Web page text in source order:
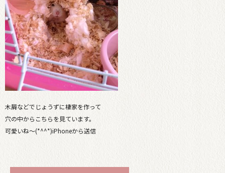
木屑などでじょうずに棲家を作って
穴の中からこちらを見ています。
可愛いね～(*^^*)iPhoneから送信